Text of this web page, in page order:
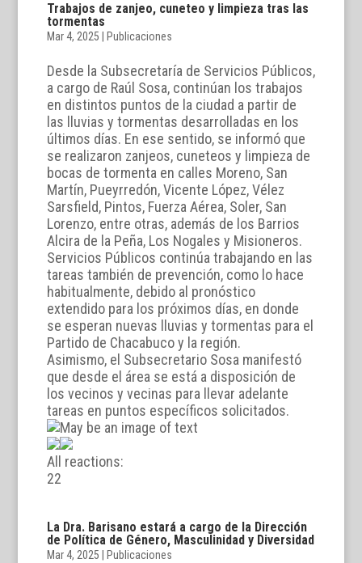
Trabajos de zanjeo, cuneteo y limpieza tras las
tormentas
Mar 4, 2025 Publicaciones
Desde la Subsecretaría de Servicios Públicos,
a cargo de Raúl Sosa, continúan los trabajos
en distintos puntos de la ciudad a partir de
las lluvias y tormentas desarrolladas en los
últimos días. En ese sentido, se informó que
se realizaron zanjeos, cuneteos y limpieza de
bocas de tormenta en calles Moreno, San
Martín, Pueyrredón, Vicente López, Vélez
Sarsfield, Pintos, Fuerza Aérea, Soler, San
Lorenzo, entre otras, además de los Barrios
Alcira de la Peña, Los Nogales y Misioneros.
Servicios Públicos continúa trabajando en las
tareas también de prevención, como lo hace
habitualmente, debido al pronóstico
extendido para los próximos días, en donde
se esperan nuevas lluvias y tormentas para el
Partido de Chacabuco y la región.
Asimismo, el Subsecretario Sosa manifestó
que desde el área se está a disposición de
los vecinos y vecinas para llevar adelante
tareas en puntos específicos solicitados.
All reactions:
22
La Dra. Barisano estará a cargo de la Dirección
de Política de Género, Masculinidad y Diversidad
Mar 4, 2025 Publicaciones